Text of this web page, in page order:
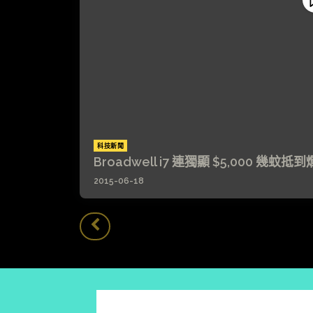
科技新聞
Broadwell i7 連獨顯 $5,000 幾蚊抵到
2015-06-18